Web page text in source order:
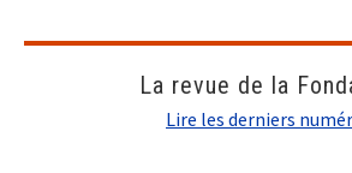
La revue de la
Lire les derniers